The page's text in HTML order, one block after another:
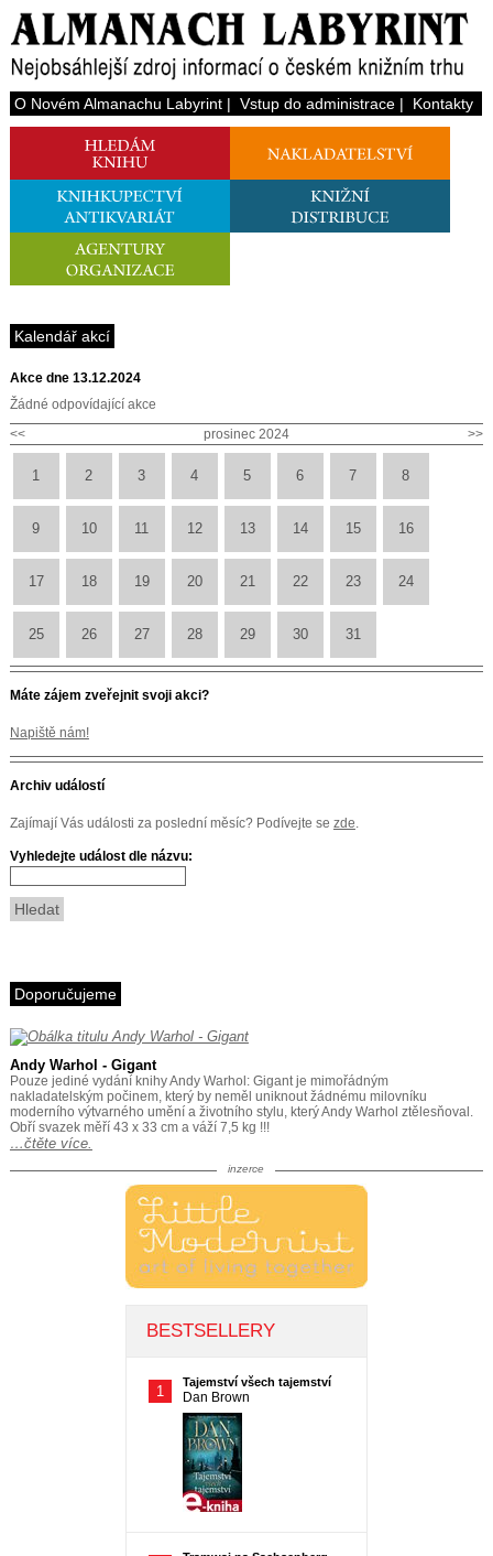
O Novém Almanachu Labyrint| Vstup do administrace| Kontakty
Kalendář akcí
Akce dne 13.12.2024
Žádné odpovídající akce
<<
>>
prosinec 2024
1 2 3 4 5 6 7 8
9 10 11 12 13 14 15 16
17 18 19 20 21 22 23 24
25 26 27 28 29 30 31
Máte zájem zveřejnit svoji akci?
Napiště nám!
Archiv událostí
Zajímají Vás události za poslední měsíc? Podívejte se zde.
Vyhledejte událost dle názvu:
Doporučujeme
Andy Warhol - Gigant
Pouze jediné vydání knihy Andy Warhol: Gigant je mimořádným
nakladatelským počinem, který by neměl uniknout žádnému milovníku
moderního výtvarného umění a životního stylu, který Andy Warhol ztělesňoval.
Obří svazek měří 43 x 33 cm a váží 7,5 kg !!!
…čtěte více.
inzerce